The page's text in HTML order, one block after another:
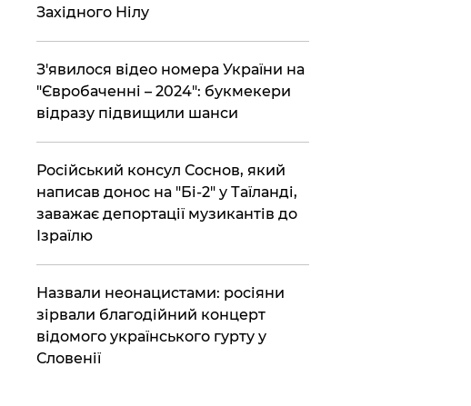
Західного Нілу
З'явилося відео номера України на
"Євробаченні – 2024": букмекери
відразу підвищили шанси
Російський консул Соснов, який
написав донос на "Бі-2" у Таїланді,
заважає депортації музикантів до
Ізраїлю
Назвали неонацистами: росіяни
зірвали благодійний концерт
відомого українського гурту у
Словенії